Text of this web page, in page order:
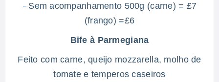
– Sem acompanhamento 500g (carne) = £7
(frango) =£6
Bife à Parmegiana
Feito com carne, queijo mozzarella, molho de
tomate e temperos caseiros